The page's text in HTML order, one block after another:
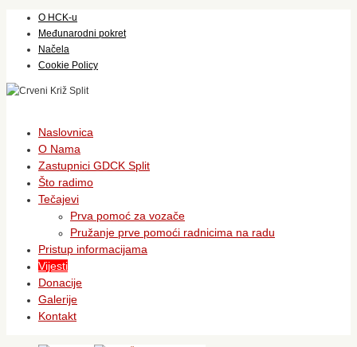
O HCK-u
Međunarodni pokret
Načela
Cookie Policy
content
Naslovnica
O Nama
Zastupnici GDCK Split
Što radimo
Tečajevi
Prva pomoć za vozače
Pružanje prve pomoći radnicima na radu
Pristup informacijama
Vijesti
Donacije
Galerije
Kontakt